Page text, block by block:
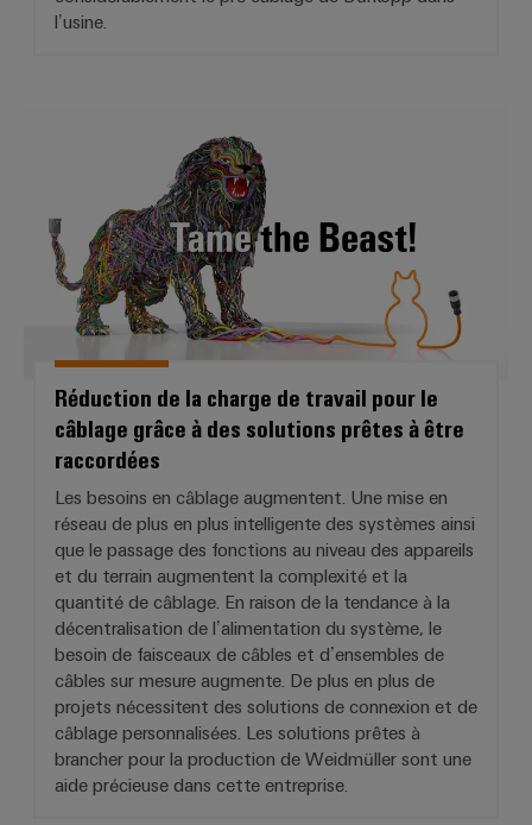
l’usine.
Réduction de la charge de travail pour le
câblage grâce à des solutions prêtes à être
raccordées
Les besoins en câblage augmentent. Une mise en
réseau de plus en plus intelligente des systèmes ainsi
que le passage des fonctions au niveau des appareils
et du terrain augmentent la complexité et la
quantité de câblage. En raison de la tendance à la
décentralisation de l’alimentation du système, le
besoin de faisceaux de câbles et d’ensembles de
câbles sur mesure augmente. De plus en plus de
projets nécessitent des solutions de connexion et de
câblage personnalisées. Les solutions prêtes à
brancher pour la production de Weidmüller sont une
aide précieuse dans cette entreprise.